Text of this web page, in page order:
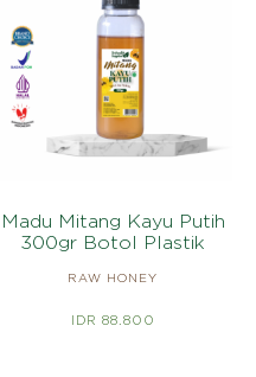
Madu Mitang Kayu Putih
300gr Botol Plastik
RAW HONEY
IDR 88.800